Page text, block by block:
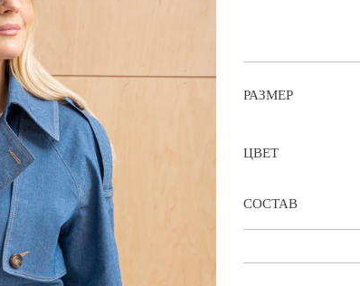
РАЗМЕР
ЦВЕТ
СОСТАВ